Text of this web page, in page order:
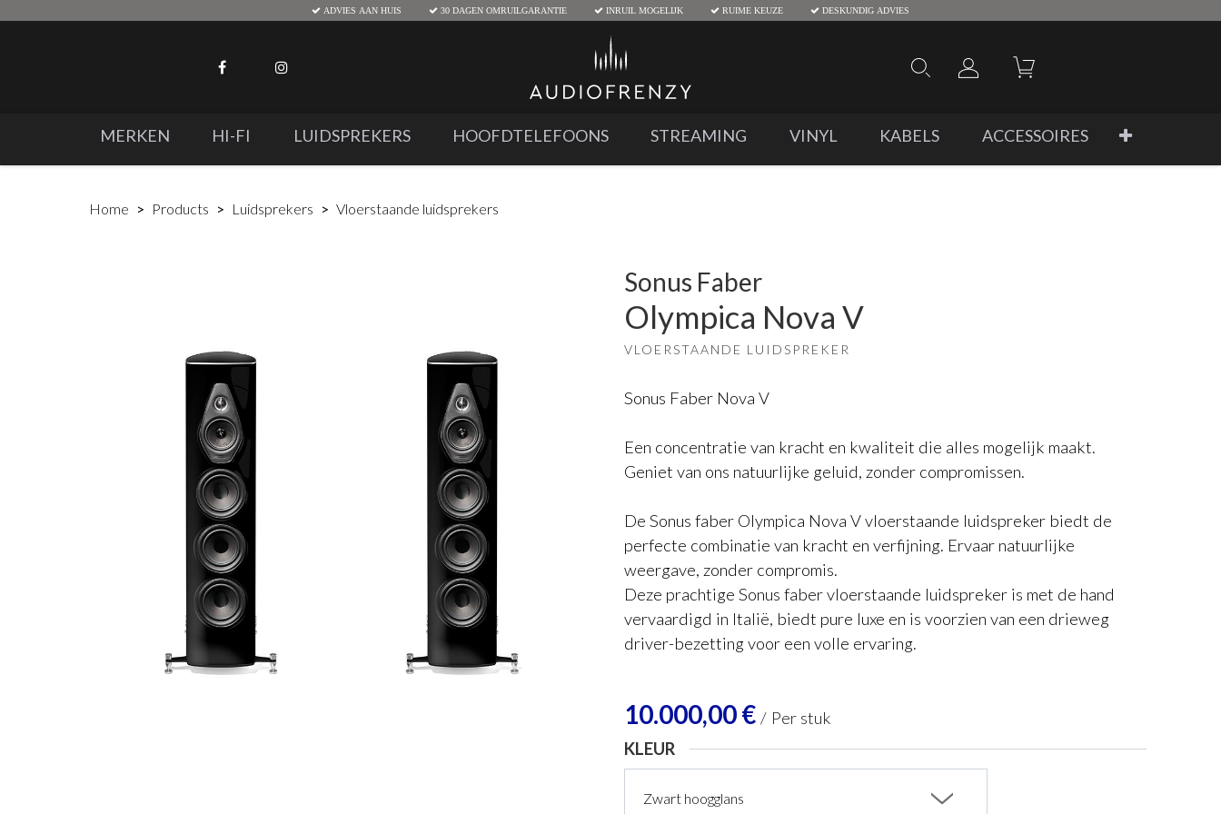
ADVIES AAN HUIS 30 DAGEN OMRUILGARANTIE INRUIL MOGELIJK RUIME KEUZE DESKUNDIG ADVIES
MERKEN HI-FI LUIDSPREKERS HOOFDTELEFOONS STREAMING VINYL KABELS ACCESSOIRES
Home Products Luidsprekers Vloerstaande luidsprekers
Sonus Faber
Olympica Nova V
VLOERSTAANDE LUIDSPREKER
Sonus Faber Nova V
Een concentratie van kracht en kwaliteit die alles mogelijk maakt.
Geniet van ons natuurlijke geluid, zonder compromissen.
De Sonus faber Olympica Nova V vloerstaande luidspreker biedt de
perfecte combinatie van kracht en verfijning. Ervaar natuurlijke
weergave, zonder compromis.
Deze prachtige Sonus faber vloerstaande luidspreker is met de hand
vervaardigd in Italië, biedt pure luxe en is voorzien van een drieweg
driver-bezetting voor een volle ervaring.
10.000,00€ / Per stuk
KLEUR